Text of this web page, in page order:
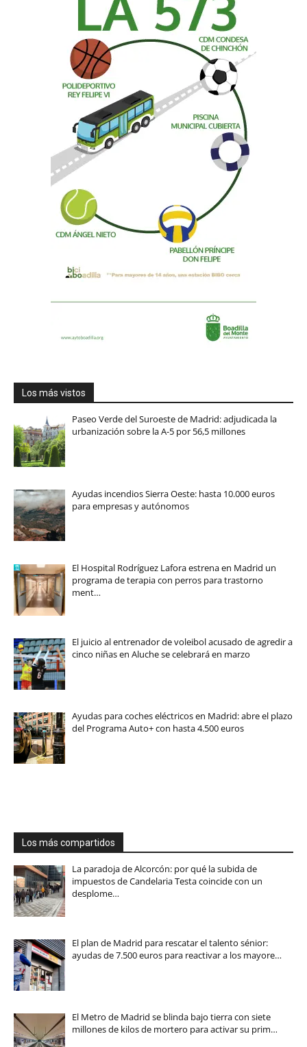
Los más vistos
Paseo Verde del Suroeste de Madrid: adjudicada la
urbanización sobre la A-5 por 56,5 millones
Ayudas incendios Sierra Oeste: hasta 10.000 euros
para empresas y autónomos
El Hospital Rodríguez Lafora estrena en Madrid un
programa de terapia con perros para trastorno
ment…
El juicio al entrenador de voleibol acusado de agredir a
cinco niñas en Aluche se celebrará en marzo
Ayudas para coches eléctricos en Madrid: abre el plazo
del Programa Auto+ con hasta 4.500 euros
Los más compartidos
La paradoja de Alcorcón: por qué la subida de
impuestos de Candelaria Testa coincide con un
desplome…
El plan de Madrid para rescatar el talento sénior:
ayudas de 7.500 euros para reactivar a los mayore…
El Metro de Madrid se blinda bajo tierra con siete
millones de kilos de mortero para activar su prim…